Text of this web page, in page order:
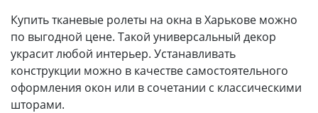
Купить тканевые ролеты на окна в Харькове можно
по выгодной цене. Такой универсальный декор
украсит любой интерьер. Устанавливать
конструкции можно в качестве самостоятельного
оформления окон или в сочетании с классическими
шторами.